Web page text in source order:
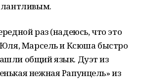
раз (надеюсь, что это
Марсель и Ксюша быстро
общий язык. Дуэт из
нежная Рапунцель» из